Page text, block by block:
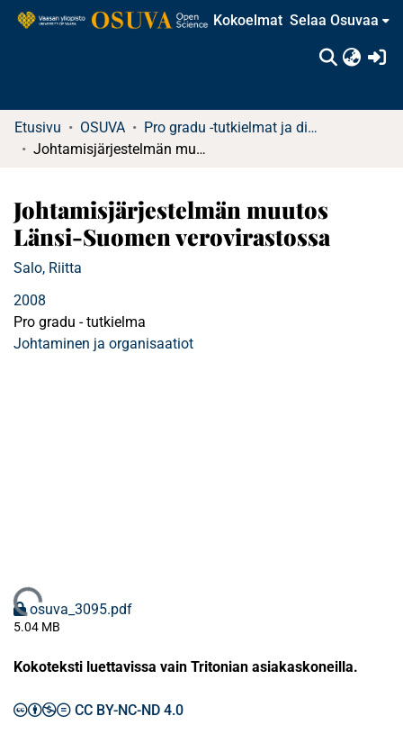
Kokoelmat Selaa Osuvaa
Etusivu OSUVA
Pro gradu -tutkielmat ja diplomityöt (rajattu saatavuus)
Johtamisjärjestelmän muutos Länsi-Suomen verovirastossa
Johtamisjärjestelmän muutos
Länsi-Suomen verovirastossa
Salo, Riitta
2008
Pro gradu - tutkielma
Johtaminen ja organisaatiot
Ladataan...osuva_3095.pdf
5.04 MB
Kokoteksti luettavissa vain Tritonian asiakaskoneilla.
CC BY-NC-ND 4.0